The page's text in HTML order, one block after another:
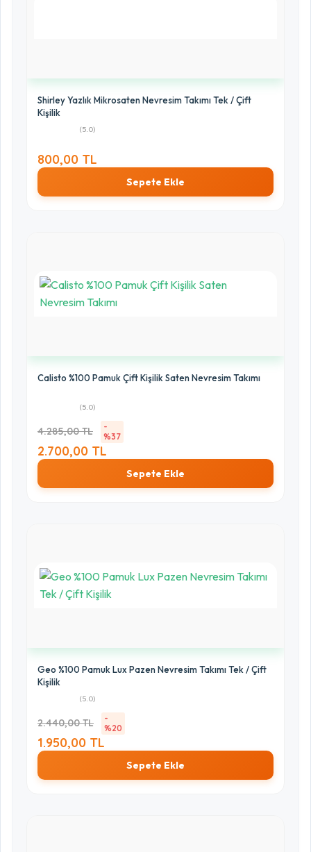
Shirley Yazlık Mikrosaten Nevresim Takımı Tek / Çift
Kişilik
(5.0)
800,00 TL
Sepete Ekle
Calisto %100 Pamuk Çift Kişilik Saten Nevresim Takımı
(5.0)
4.285,00 TL
-
%37
2.700,00 TL
Sepete Ekle
Geo %100 Pamuk Lux Pazen Nevresim Takımı Tek / Çift
Kişilik
(5.0)
2.440,00 TL
-
%20
1.950,00 TL
Sepete Ekle